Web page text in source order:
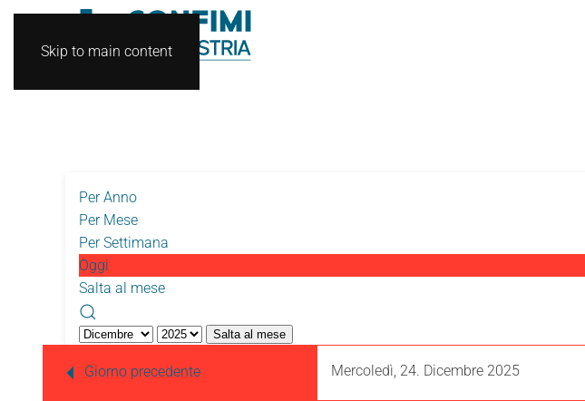
Skip to main content
Per Anno
Per Mese
Per Settimana
Oggi
Salta al mese
Salta al mese
Giorno precedente Mercoledì, 24. Dicembre 2025